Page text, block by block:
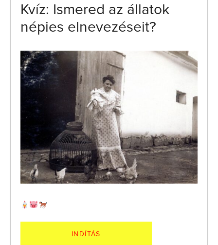
Kvíz: Ismered az állatok
népies elnevezéseit?
INDÍTÁS